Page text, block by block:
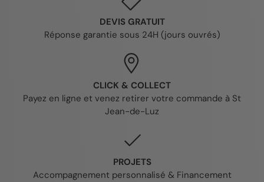
DEVIS GRATUIT
Réponse garantie sous 24H (jours ouvrés)
CLICK & COLLECT
Payez en ligne et venez retirer votre commande à St
Jean-de-Luz
PROJETS
Accompagnement personnalisé & Financement